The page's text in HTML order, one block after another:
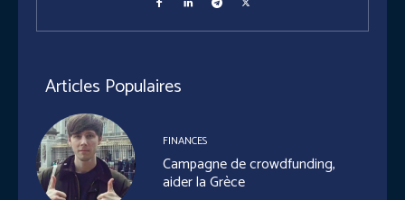
Articles Populaires
FINANCES
Campagne de crowdfunding,
aider la Grèce